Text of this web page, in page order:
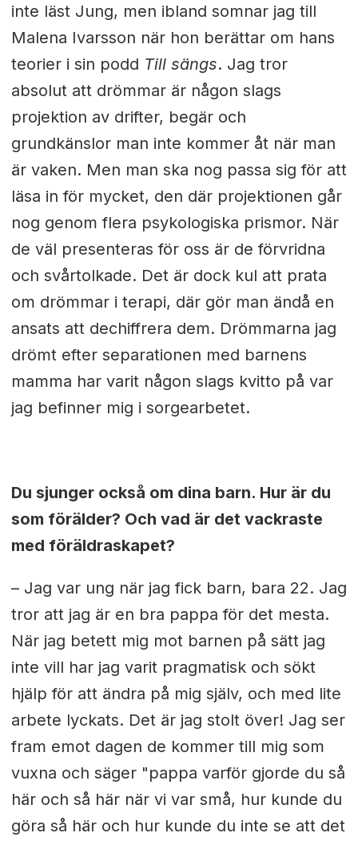
inte läst Jung, men ibland somnar jag till
Malena Ivarsson när hon berättar om hans
teorier i sin podd Till sängs. Jag tror
absolut att drömmar är någon slags
projektion av drifter, begär och
grundkänslor man inte kommer åt när man
är vaken. Men man ska nog passa sig för att
läsa in för mycket, den där projektionen går
nog genom flera psykologiska prismor. När
de väl presenteras för oss är de förvridna
och svårtolkade. Det är dock kul att prata
om drömmar i terapi, där gör man ändå en
ansats att dechiffrera dem. Drömmarna jag
drömt efter separationen med barnens
mamma har varit någon slags kvitto på var
jag befinner mig i sorgearbetet.
Du sjunger också om dina barn. Hur är du
som förälder? Och vad är det vackraste
med föräldraskapet?
– Jag var ung när jag fick barn, bara 22. Jag
tror att jag är en bra pappa för det mesta.
När jag betett mig mot barnen på sätt jag
inte vill har jag varit pragmatisk och sökt
hjälp för att ändra på mig själv, och med lite
arbete lyckats. Det är jag stolt över! Jag ser
fram emot dagen de kommer till mig som
vuxna och säger "pappa varför gjorde du så
här och så här när vi var små, hur kunde du
göra så här och hur kunde du inte se att det